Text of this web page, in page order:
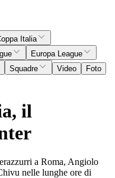
Italia
Europa League
Squadre Video
Foto
il
a Roma, Angiolo
nelle lunghe ore di